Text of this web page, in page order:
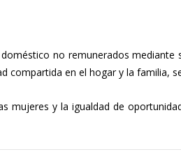
no remunerados mediante
compartida en el hogar y la familia,
mujeres y la igualdad de